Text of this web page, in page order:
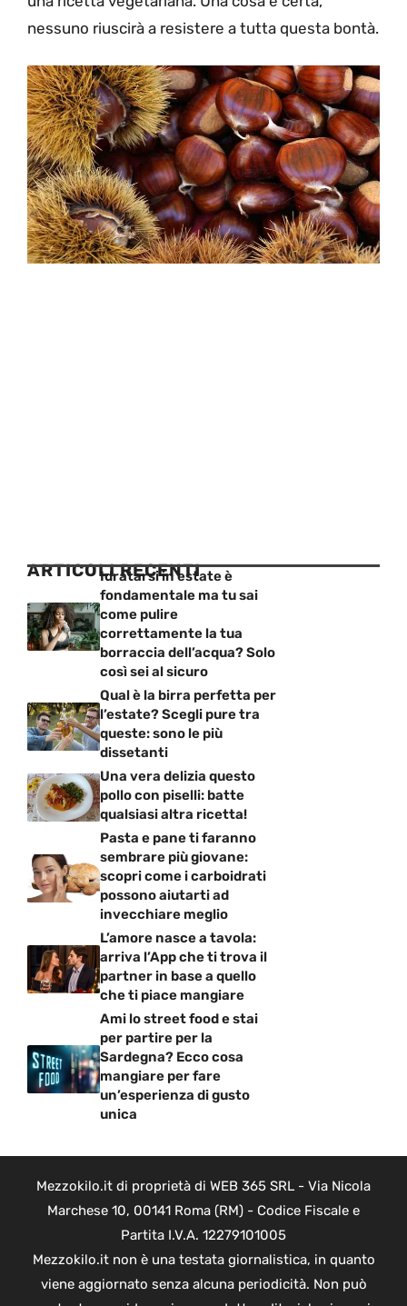
nessuno riuscirà a resistere a tutta questa bontà.
ARTICOLI RECENTI
Idratarsi in estate è
fondamentale ma tu sai
come pulire
correttamente la tua
borraccia dell’acqua? Solo
così sei al sicuro
Qual è la birra perfetta per
l’estate? Scegli pure tra
queste: sono le più
dissetanti
Una vera delizia questo
pollo con piselli: batte
qualsiasi altra ricetta!
Pasta e pane ti faranno
sembrare più giovane:
scopri come i carboidrati
possono aiutarti ad
invecchiare meglio
L’amore nasce a tavola:
arriva l’App che ti trova il
partner in base a quello
che ti piace mangiare
Ami lo street food e stai
per partire per la
Sardegna? Ecco cosa
mangiare per fare
un’esperienza di gusto
unica
Mezzokilo.it di proprietà di WEB 365 SRL - Via Nicola
Marchese 10, 00141 Roma (RM) - Codice Fiscale e
Partita I.V.A. 12279101005
Mezzokilo.it non è una testata giornalistica, in quanto
viene aggiornato senza alcuna periodicità. Non può